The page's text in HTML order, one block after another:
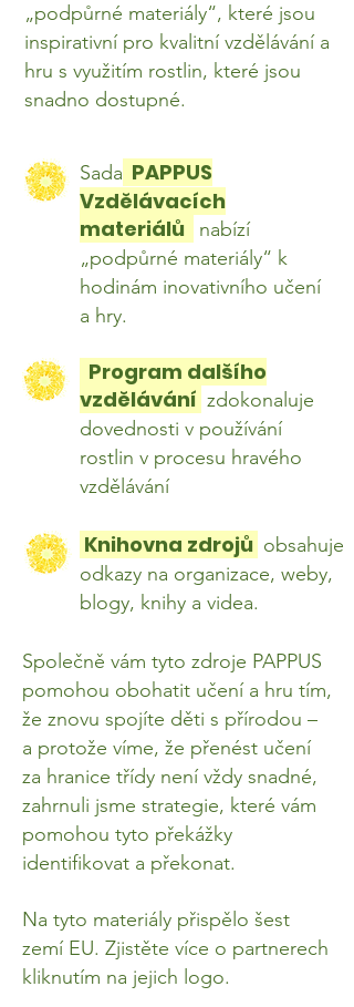
„podpůrné materiály“, které jsou
inspirativní pro kvalitní vzdělávání a
hru s využitím rostlin, které jsou
snadno dostupné.
Sada PAPPUS
Vzdělávacích
materiálů
nabízí
„podpůrné materiály“ k
hodinám inovativního učení
a hry.
Program dalšího
vzdělávání zdokonaluje
dovednosti v používání
rostlin v procesu hravého
vzdělávání
Knihovna zdrojů obsahuje
odkazy na organizace, weby,
blogy, knihy a videa.
Společně vám tyto zdroje PAPPUS
pomohou obohatit učení a hru tím,
že znovu spojíte děti s přírodou –
a protože víme, že přenést učení
za hranice třídy není vždy snadné,
zahrnuli jsme strategie, které vám
pomohou tyto překážky
identifikovat a překonat.
Na tyto materiály přispělo šest
zemí EU. Zjistěte více o partnerech
kliknutím na jejich logo.